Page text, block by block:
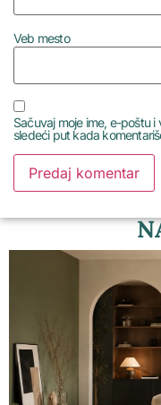
Veb mesto
Sačuvaj moje ime, e-poštu
sledeći put kada